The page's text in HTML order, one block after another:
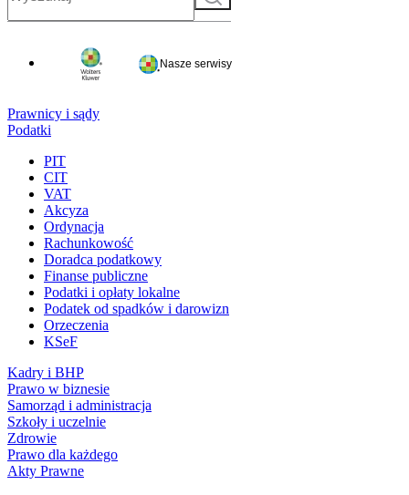
Nasze serwisy
Prawnicy i sądy
Podatki
PIT
CIT
VAT
Akcyza
Ordynacja
Rachunkowość
Doradca podatkowy
Finanse publiczne
Podatki i opłaty lokalne
Podatek od spadków i darowizn
Orzeczenia
KSeF
Kadry i BHP
Prawo w biznesie
Samorząd i administracja
Szkoły i uczelnie
Zdrowie
Prawo dla każdego
Akty Prawne